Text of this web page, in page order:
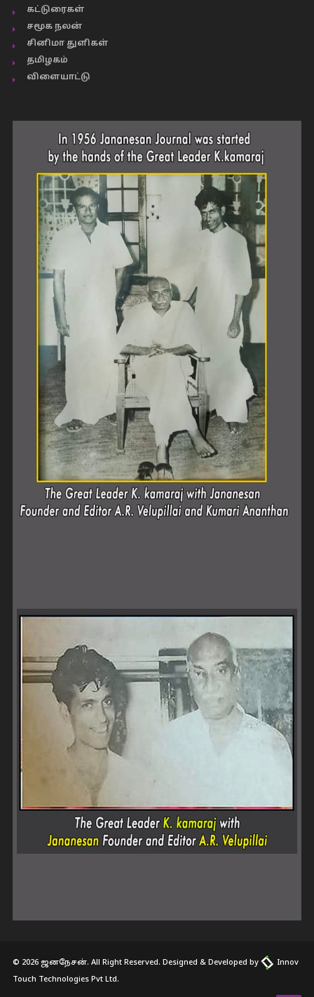
கட்டுரைகள்
சமூக நலன்
சினிமா துளிகள்
தமிழகம்
விளையாட்டு
© 2026 ஜனநேசன். All Right Reserved. Designed & Developed by
Innov
Touch Technologies Pvt Ltd.